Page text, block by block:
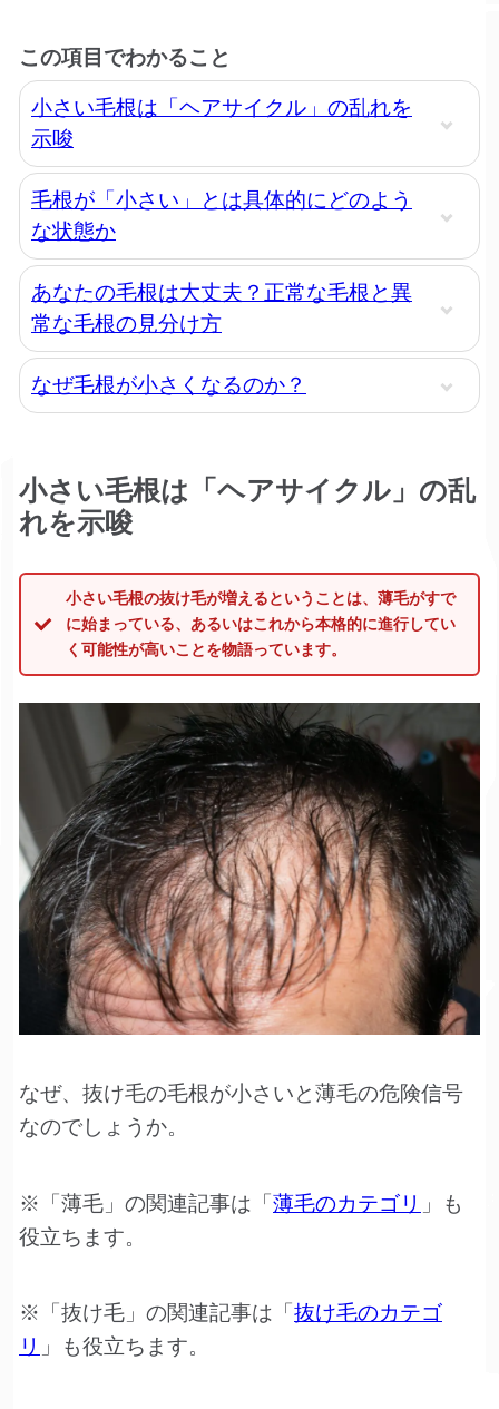
この項目でわかること
小さい毛根は「ヘアサイクル」の乱れを
示唆
毛根が「小さい」とは具体的にどのよう
な状態か
あなたの毛根は大丈夫？正常な毛根と異
常な毛根の見分け方
なぜ毛根が小さくなるのか？
小さい毛根は「ヘアサイクル」の乱
れを示唆
小さい毛根の抜け毛が増えるということは、薄毛がすで
に始まっている、あるいはこれから本格的に進行してい
く可能性が高いことを物語っています。
なぜ、抜け毛の毛根が小さいと薄毛の危険信号
なのでしょうか。
※「薄毛」の関連記事は「薄毛のカテゴリ 」も
役立ちます。
※「抜け毛」の関連記事は「 抜け毛のカテゴ
リ 」も役立ちます。